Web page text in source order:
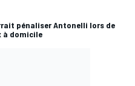
pénaliser Antonelli lors de
à domicile